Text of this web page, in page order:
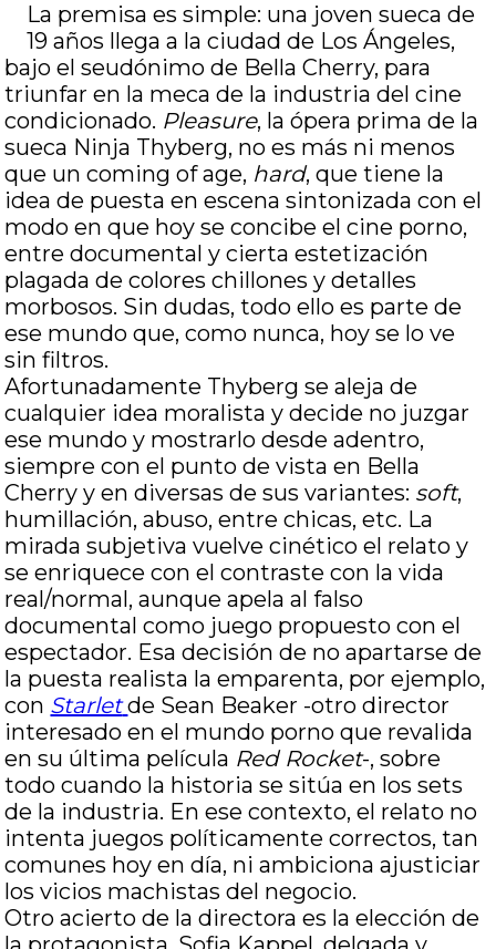
La premisa es simple: una joven sueca de
19 años llega a la ciudad de Los Ángeles,
bajo el seudónimo de Bella Cherry, para
triunfar en la meca de la industria del cine
condicionado. Pleasure, la ópera prima de la
sueca Ninja Thyberg, no es más ni menos
que un coming of age, hard, que tiene la
idea de puesta en escena sintonizada con el
modo en que hoy se concibe el cine porno,
entre documental y cierta estetización
plagada de colores chillones y detalles
morbosos. Sin dudas, todo ello es parte de
ese mundo que, como nunca, hoy se lo ve
sin filtros.
Afortunadamente Thyberg se aleja de
cualquier idea moralista y decide no juzgar
ese mundo y mostrarlo desde adentro,
siempre con el punto de vista en Bella
Cherry y en diversas de sus variantes: soft,
humillación, abuso, entre chicas, etc. La
mirada subjetiva vuelve cinético el relato y
se enriquece con el contraste con la vida
real/normal, aunque apela al falso
documental como juego propuesto con el
espectador. Esa decisión de no apartarse de
la puesta realista la emparenta, por ejemplo,
con Starlet de Sean Beaker -otro director
interesado en el mundo porno que revalida
en su última película Red Rocket-, sobre
todo cuando la historia se sitúa en los sets
de la industria. En ese contexto, el relato no
intenta juegos políticamente correctos, tan
comunes hoy en día, ni ambiciona ajusticiar
los vicios machistas del negocio.
Otro acierto de la directora es la elección de